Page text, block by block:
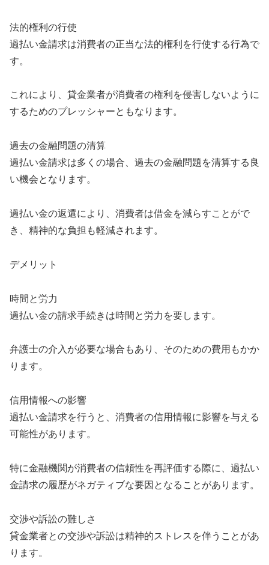
法的権利の行使
過払い金請求は消費者の正当な法的権利を行使する行為で
す。
これにより、貸金業者が消費者の権利を侵害しないように
するためのプレッシャーともなります。
過去の金融問題の清算
過払い金請求は多くの場合、過去の金融問題を清算する良
い機会となります。
過払い金の返還により、消費者は借金を減らすことがで
き、精神的な負担も軽減されます。
デメリット
時間と労力
過払い金の請求手続きは時間と労力を要します。
弁護士の介入が必要な場合もあり、そのための費用もかか
ります。
信用情報への影響
過払い金請求を行うと、消費者の信用情報に影響を与える
可能性があります。
特に金融機関が消費者の信頼性を再評価する際に、過払い
金請求の履歴がネガティブな要因となることがあります。
交渉や訴訟の難しさ
貸金業者との交渉や訴訟は精神的ストレスを伴うことがあ
ります。